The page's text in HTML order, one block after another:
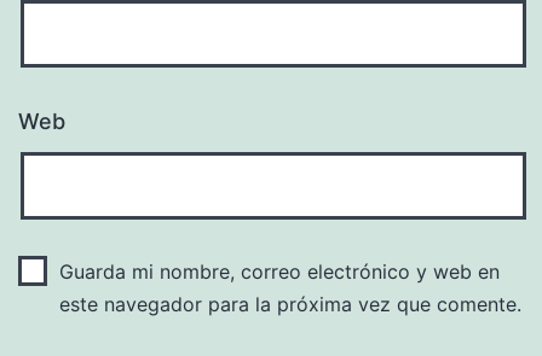
Web
Guarda mi nombre, correo electrónico y web en
este navegador para la próxima vez que comente.